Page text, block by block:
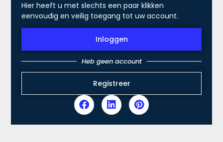
Hier heeft u met slechts een paar klikken
eenvoudig en veilig toegang tot uw account.
Inloggen
Heb geen account
Registreer